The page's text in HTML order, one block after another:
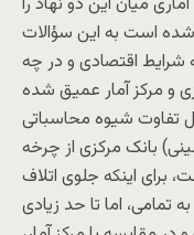
است به این سؤالات
شرایط اقتصادی و در چه
و مرکز آمار عمیق شده
تفاوت شیوه محاسباتی
بانک مرکزی از چرخه
برای اینکه جلوی اتلاف
تمامی، اما تا حد زیادی